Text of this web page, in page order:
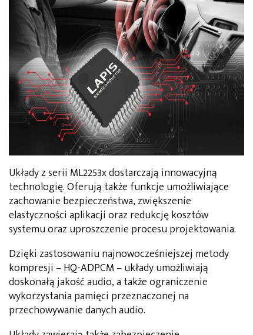
Układy z serii ML2253x dostarczają innowacyjną
technologię. Oferują także funkcje umożliwiające
zachowanie bezpieczeństwa, zwiększenie
elastyczności aplikacji oraz redukcję kosztów
systemu oraz uproszczenie procesu projektowania.
Dzięki zastosowaniu najnowocześniejszej metody
kompresji – HQ-ADPCM – układy umożliwiają
doskonałą jakość audio, a także ograniczenie
wykorzystania pamięci przeznaczonej na
przechowywanie danych audio.